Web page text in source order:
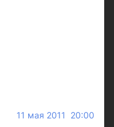
11 мая 2011 20:00